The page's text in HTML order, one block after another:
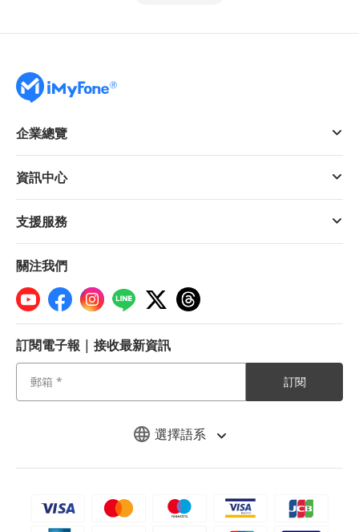
選擇語系
企業總覽
資訊中心
支援服務
關注我們
訂閱電子報 | 接收最新資訊
訂閱